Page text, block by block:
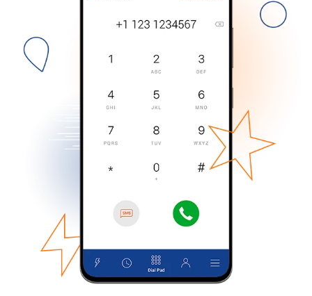
No se ha creado una contraseña
Mínimo 8 caracteres
Un caracter especial